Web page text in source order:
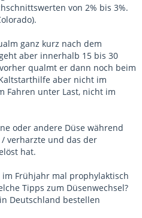
von 2% bis 3%.
ganz kurz nach dem
aber innerhalb 15 bis 30
qualmt er dann noch beim
aber nicht im
Fahren unter Last, nicht im
oder andere Düse während
verharzte und das der
hat.
Frühjahr mal prophylaktisch
Tipps zum Düsenwechsel?
Deutschland bestellen